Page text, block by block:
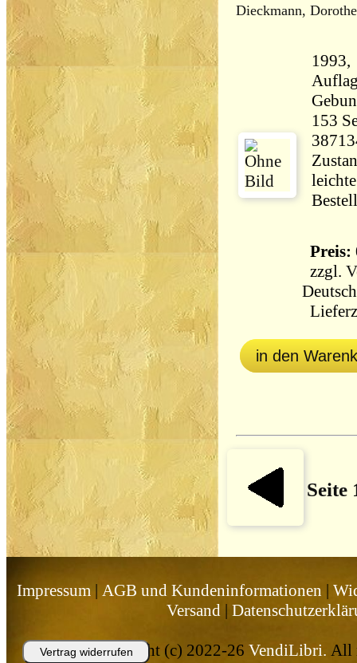
Dieckmann,
153 Seiten
Preis:
zzgl.
in den
Seite
Impressum | AGB und Kundeninformationen |
Versand|
Copyright (c) 2022-26 VendiLibri. All
Vertrag widerrufen